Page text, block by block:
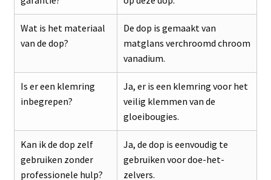
Wat is het materiaal
van de dop?
De dop is gemaakt van
matglans verchroomd chroom
vanadium.
Is er een klemring
inbegrepen?
Ja, er is een klemring voor het
veilig klemmen van de
gloeibougies.
Kan ik de dop zelf
gebruiken zonder
professionele hulp?
Ja, de dop is eenvoudig te
gebruiken voor doe-het-
zelvers.